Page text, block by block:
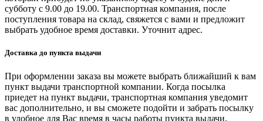
субботу с 9.00 до 19.00. Транспортная компания, после
поступления товара на склад, свяжется с вами и предложит
выбрать удобное время доставки. Уточнит адрес.
Доставка до пункта выдачи
При оформлении заказа вы можете выбрать ближайший к вам
пункт выдачи транспортной компании. Когда посылка
приедет на пункт выдачи, транспортная компания уведомит
вас дополнительно, и вы сможете подойти и забрать посылку
в удобное для Вас время в часы работы пункта выдачи.